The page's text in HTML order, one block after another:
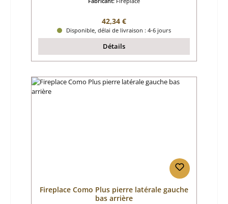
Prix régulier :
42,34 €
Disponible, délai de livraison : 4-6 jours
Détails
Fireplace Como Plus pierre latérale gauche
bas arrière